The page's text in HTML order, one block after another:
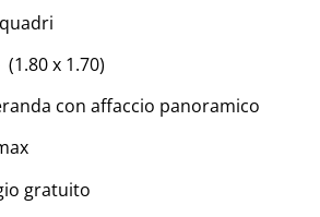
(1.80 x 1.70)
con affaccio panoramico
gratuito